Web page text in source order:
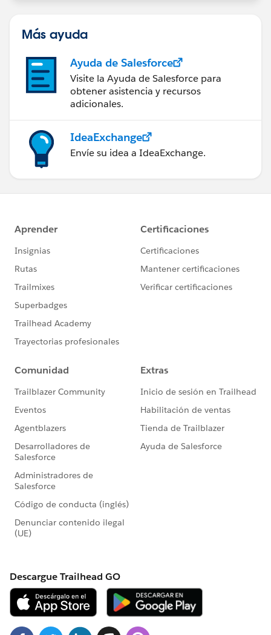
Más ayuda
Ayuda de Salesforce
Visite la Ayuda de Salesforce para
obtener asistencia y recursos
adicionales.
IdeaExchange
Envíe su idea a IdeaExchange.